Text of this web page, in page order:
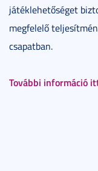
játéklehetőséget
megfelelő
csapatban.
További információ